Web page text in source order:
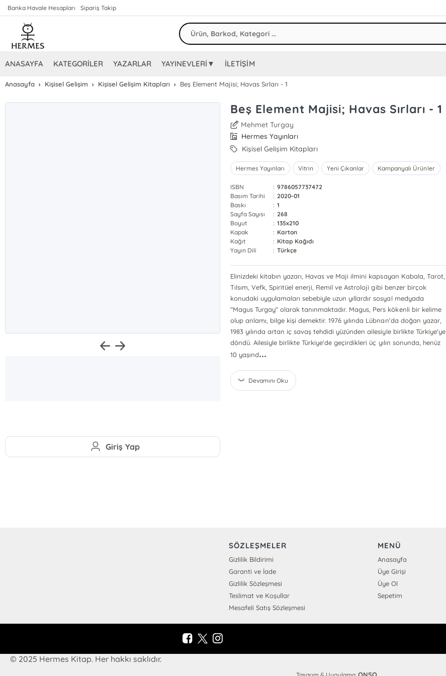
Banka Havale Hesapları Sipariş Takip
ANASAYFA KATEGORİLER YAZARLAR YAYINEVLERİ▼ İLETİŞİM
Anasayfa Kişisel Gelişim Kişisel Gelişim Kitapları Beş Element Majisi; Havas Sırları - 1
Beş Element Majisi; Havas Sırları - 1
Mehmet Turgay
Hermes Yayınları
Kişisel Gelişim Kitapları
Hermes Yayınları Vitrin Yeni Çıkanlar Kampanyalı Ürünler
ISBN : 9786057737472
Basım Tarihi
: 2020-01
Baskı
: 1
Sayfa Sayısı
: 268
Boyut
: 135x210
Kapak
: Karton
Kağıt
: Kitap Kağıdı
Yayın Dili
: Türkçe
Elinizdeki kitabın yazarı, Havas ve Maji ilmini kapsayan Kabala, Tarot,
Tılsım, Vefk, Spiritüel enerji, Remil ve Astroloji gibi benzer birçok
konudaki uygulamaları sebebiyle uzun yıllardır sosyal medyada
"Magus Turgay" olarak tanınmaktadır. Magus, Pers kökenli bir kelime
olup anlamı, bilge kişi demektir. 1976 yılında Lübnan'da doğan yazar,
1983 yılında artan iç savaş tehdidi yüzünden ailesiyle birlikte Türkiye'ye
döndü. Ailesiyle birlikte Türkiye'de geçirdikleri üç yılın sonunda, henüz
10 yaşınd...
Devamını Oku
Giriş Yap
SÖZLEŞMELER
Gizlilik Bildirimi
Garanti ve İade
Gizlilik Sözleşmesi
Teslimat ve Koşullar
Mesafeli Satış Sözleşmesi
MENÜ
Anasayfa
Üye Girişi
Üye Ol
Sepetim
© 2025 Hermes Kitap. Her hakkı saklıdır.